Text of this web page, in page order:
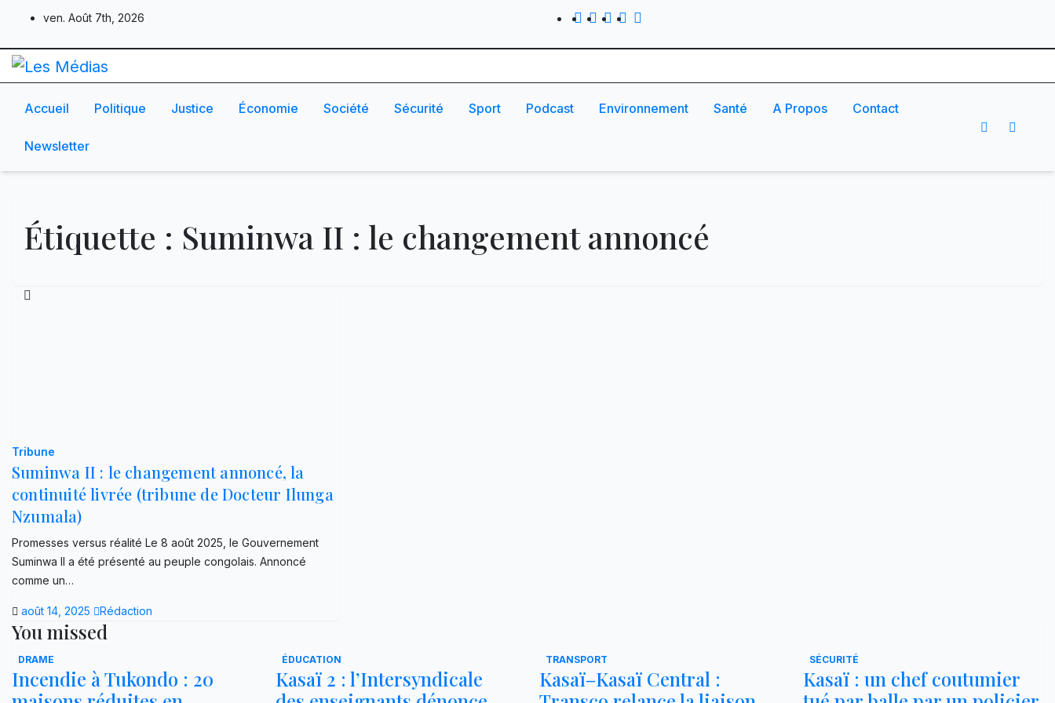
content
ven. Août 7th, 2026
Accueil Politique Justice Économie Société Sécurité Sport Podcast Environnement Santé A Propos Contact
Newsletter
Étiquette : Suminwa II : le changement annoncé
Tribune
Suminwa II : le changement annoncé, la
continuité livrée (tribune de Docteur Ilunga
Nzumala)
Promesses versus réalité Le 8 août 2025, le Gouvernement
Suminwa II a été présenté au peuple congolais. Annoncé
comme un…
août 14, 2025 Rédaction
You missed
DRAME
Incendie à Tukondo : 20
ÉDUCATION
Kasaï 2 : l’Intersyndicale
TRANSPORT
Kasaï–Kasaï Central :
SÉCURITÉ
Kasaï : un chef coutumier